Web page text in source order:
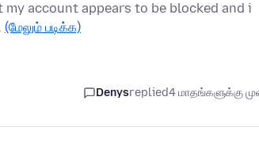
account appears to be blocked and i
(மேலும் படிக்க)
Denysreplied4 மாதங்களுக்கு